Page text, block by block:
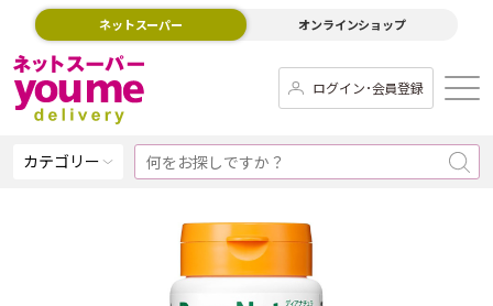
ネットスーパー オンラインショップ
ログイン･会員登録
カテゴリー